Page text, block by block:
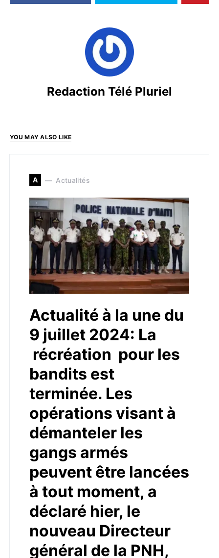
Redaction Télé Pluriel
YOU MAY ALSO LIKE
A Actualités
Actualité à la une du
9 juillet 2024: La
récréation pour les
bandits est
terminée. Les
opérations visant à
démanteler les
gangs armés
peuvent être lancées
à tout moment, a
déclaré hier, le
nouveau Directeur
général de la PNH,